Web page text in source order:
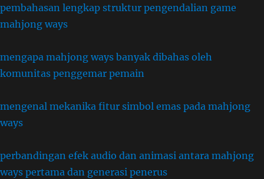
pembahasan lengkap struktur pengendalian game
mahjong ways
mengapa mahjong ways banyak dibahas oleh
komunitas penggemar pemain
mengenal mekanika fitur simbol emas pada mahjong
ways
perbandingan efek audio dan animasi antara mahjong
ways pertama dan generasi penerus